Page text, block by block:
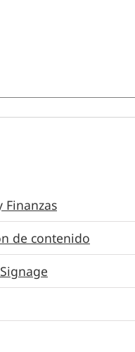
Finanzas
de contenido